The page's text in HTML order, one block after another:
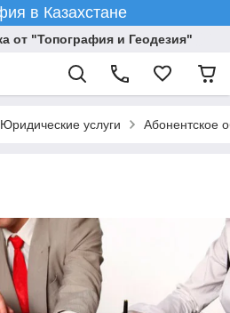
в Казахстане
от "Топография и Геодезия"
Юридические услуги Абонентское